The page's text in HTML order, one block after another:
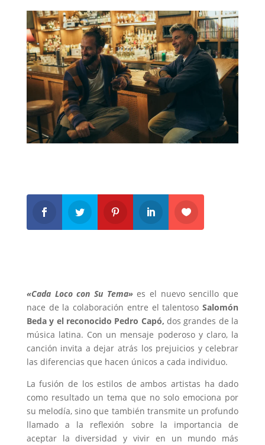
«Cada Loco con Su Tema» es el nuevo sencillo que
nace de la colaboración entre el talentosoSalomón
Beda y el reconocido Pedro Capó, dos grandes de la
música latina. Con un mensaje poderoso y claro, la
canción invita a dejar atrás los prejuicios y celebrar
las diferencias que hacen únicos a cada individuo.
La fusión de los estilos de ambos artistas ha dado
como resultado un tema que no solo emociona por
su melodía, sino que también transmite un profundo
llamado a la reflexión sobre la importancia de
aceptar la diversidad y vivir en un mundo más